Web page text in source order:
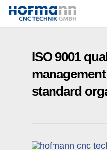
Skip
ISO 9001
standard